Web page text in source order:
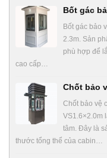
Bốt gác
Bốt gác bảo
2.3m. Sản
phù hợp để
cao cấp…
Chốt bảo
Chốt bảo vệ
VS1.6×2.0m
tâm. Đây là
thước tổng thể của cabin…